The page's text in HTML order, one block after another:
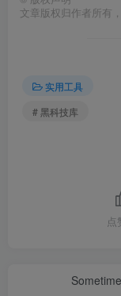
文章版权归作者所有
实用工具
# 黑科技库
点